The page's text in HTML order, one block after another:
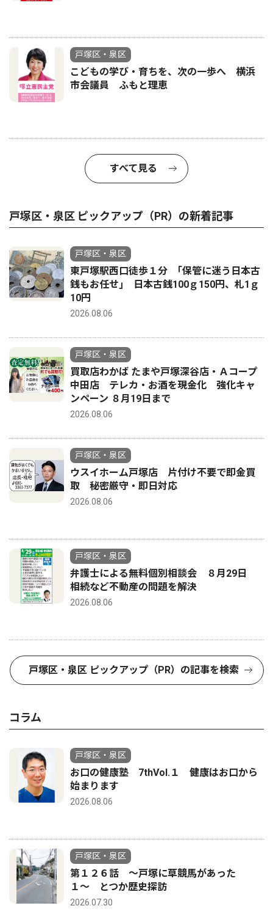
戸塚区・泉区
こどもの学び・育ちを、次の一歩へ 横浜
市会議員 ふもと理恵
すべて見る
戸塚区・泉区 ピックアップ（PR）の新着記事
戸塚区・泉区
東戸塚駅西口徒歩１分 ｢保管に迷う日本古
銭もお任せ｣ 日本古銭100ｇ150円、札1ｇ
10円
2026.08.06
戸塚区・泉区
買取店わかば たまや戸塚深谷店・Ａコープ
中田店 テレカ・お酒を現金化 強化キャ
ンペーン ８月19日まで
2026.08.06
戸塚区・泉区
ウスイホーム戸塚店 片付け不要で即金買
取 秘密厳守・即日対応
2026.08.06
戸塚区・泉区
弁護士による無料個別相談会 ８月29日
相続など不動産の問題を解決
2026.08.06
戸塚区・泉区 ピックアップ（PR）の記事を検索
コラム
戸塚区・泉区
お口の健康塾 7thVol.１ 健康はお口から
始まります
2026.08.06
戸塚区・泉区
第１２６話 〜戸塚に草競馬があった
１〜 とつか歴史探訪
2026.07.30